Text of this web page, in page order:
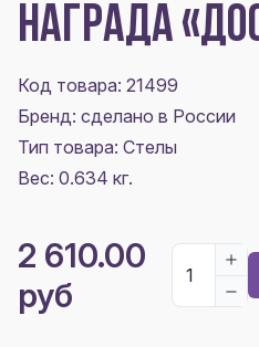
НАГРАДА
Код товара: 21499
Бренд: сделано в России
Тип товара: Стелы
Вес: 0.634 кг.
2 610.00
руб